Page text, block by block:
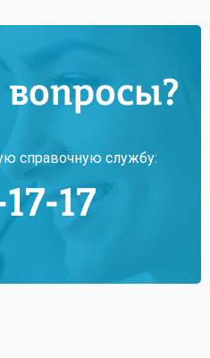
вопросы?
справочную службу:
17